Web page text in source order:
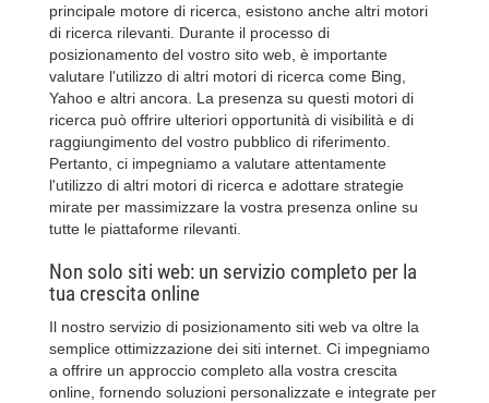
principale motore di ricerca, esistono anche altri motori
di ricerca rilevanti. Durante il processo di
posizionamento del vostro sito web, è importante
valutare l'utilizzo di altri motori di ricerca come Bing,
Yahoo e altri ancora. La presenza su questi motori di
ricerca può offrire ulteriori opportunità di visibilità e di
raggiungimento del vostro pubblico di riferimento.
Pertanto, ci impegniamo a valutare attentamente
l'utilizzo di altri motori di ricerca e adottare strategie
mirate per massimizzare la vostra presenza online su
tutte le piattaforme rilevanti.
Non solo siti web: un servizio completo per la
tua crescita online
Il nostro servizio di posizionamento siti web va oltre la
semplice ottimizzazione dei siti internet. Ci impegniamo
a offrire un approccio completo alla vostra crescita
online, fornendo soluzioni personalizzate e integrate per